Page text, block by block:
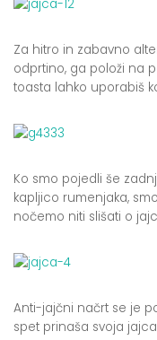
Za hitro in zabavno
odprtino, ga položi na
toasta lahko uporabiš
Ko smo pojedli še
kapljico rumenjaka,
nočemo niti slišati o
Anti-jajčni načrt se je
spet prinaša svoja